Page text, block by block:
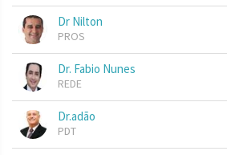
Dr Nilton
PROS
Dr. Fabio Nunes
REDE
Dr.adão
PDT